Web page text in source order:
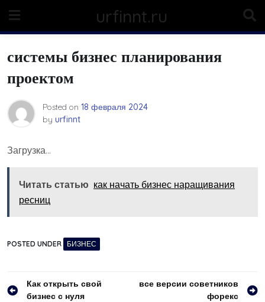
content
urfinnt.ru
системы бизнес планирования
проектом
Posted on 18 февраля 2024
by urfinnt
Загрузка…
Читать статью как начать бизнес наращивания
ресниц
POSTED UNDER БИЗНЕС
Навигация
Как открыть свой
бизнес с нуля
все версии советников
форекс